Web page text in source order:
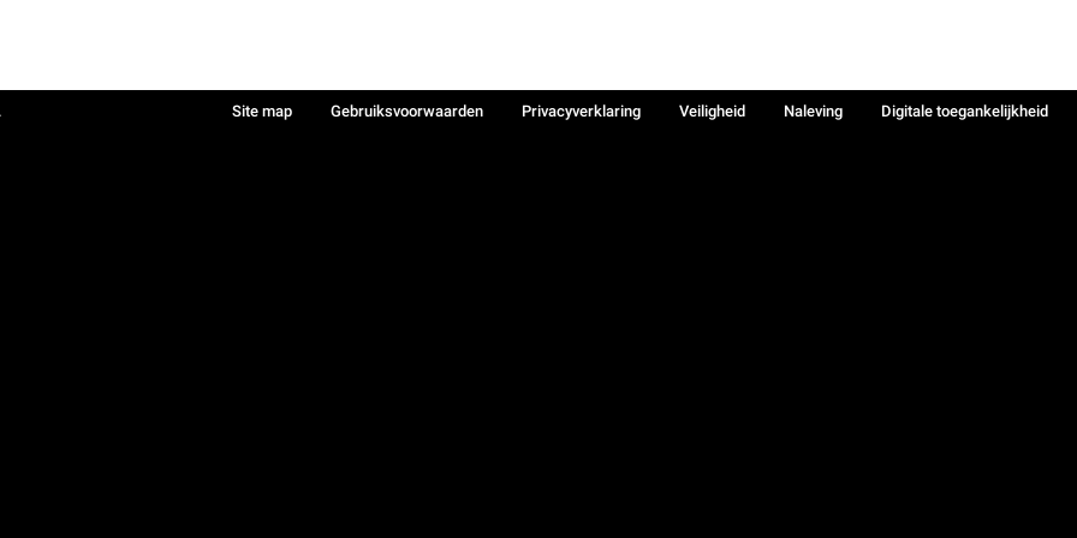
Site map Gebruiksvoorwaarden Privacyverklaring Veiligheid Naleving Digitale toegankelijkheid